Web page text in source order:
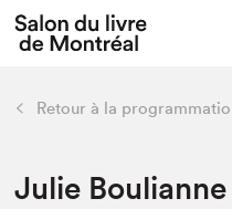
Tout sur l'édition
Actualités
retour
Liens pratiques
Retour à la
Julie